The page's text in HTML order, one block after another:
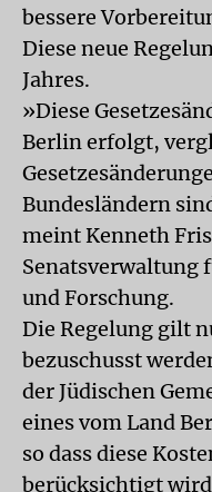
bessere
Diese neue
Jahres.
»Diese
Berlin erfolgt,
Bundesländern
meint Kenneth
Senatsverwaltung
und Forschung.
Die Regelung gilt
bezuschusst
der Jüdischen
eines vom Land
so dass diese
berücksichtigt